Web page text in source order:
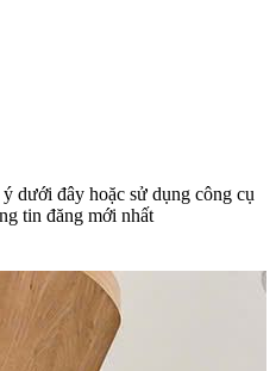
dưới đây hoặc sử dụng công cụ
tin đăng mới nhất